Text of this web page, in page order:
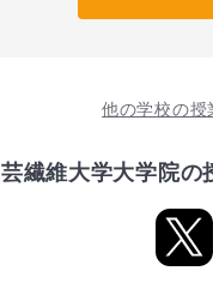
他の学校の授
繊維大学大学院の